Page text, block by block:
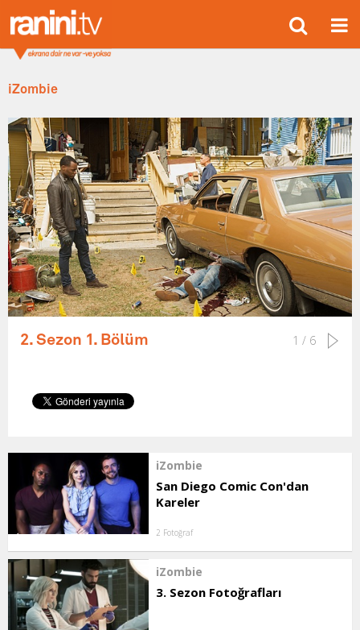
iZombie
2. Sezon 1. Bölüm 1 / 6
iZombie
San Diego Comic Con'dan
Kareler
2 Fotoğraf
iZombie
3. Sezon Fotoğrafları